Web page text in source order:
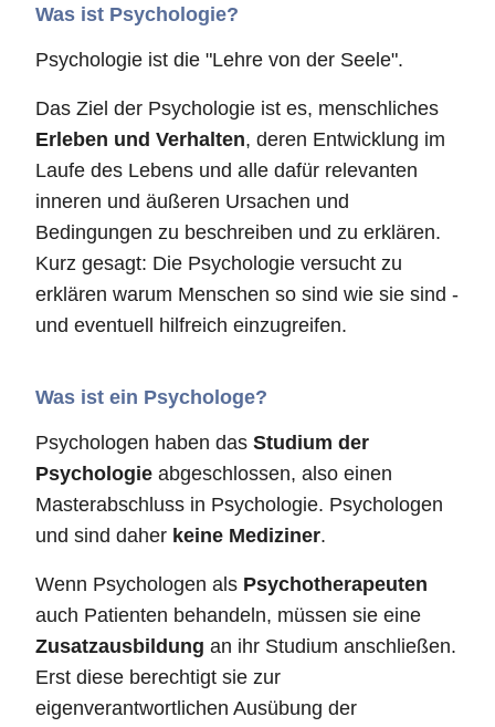
Was ist Psychologie?
Psychologie ist die "Lehre von der Seele".
Das Ziel der Psychologie ist es, menschliches
Erleben und Verhalten, deren Entwicklung im
Laufe des Lebens und alle dafür relevanten
inneren und äußeren Ursachen und
Bedingungen zu beschreiben und zu erklären.
Kurz gesagt: Die Psychologie versucht zu
erklären warum Menschen so sind wie sie sind -
und eventuell hilfreich einzugreifen.
Was ist ein Psychologe?
Psychologen haben das Studium der
Psychologie abgeschlossen, also einen
Masterabschluss in Psychologie. Psychologen
und sind daher keine Mediziner.
Wenn Psychologen als Psychotherapeuten
auch Patienten behandeln, müssen sie eine
Zusatzausbildung an ihr Studium anschließen.
Erst diese berechtigt sie zur
eigenverantwortlichen Ausübung der